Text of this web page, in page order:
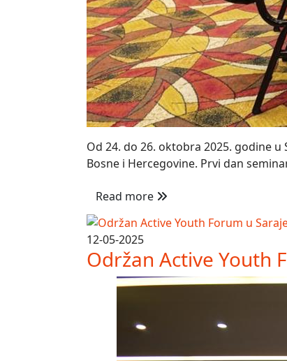
Od 24. do 26. oktobra 2025. godine
Bosne i Hercegovine. Prvi dan
Read more
12-05-2025
Održan Active Youth